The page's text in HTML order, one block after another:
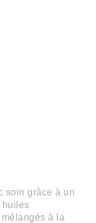
soin grâce à un
huiles
à la